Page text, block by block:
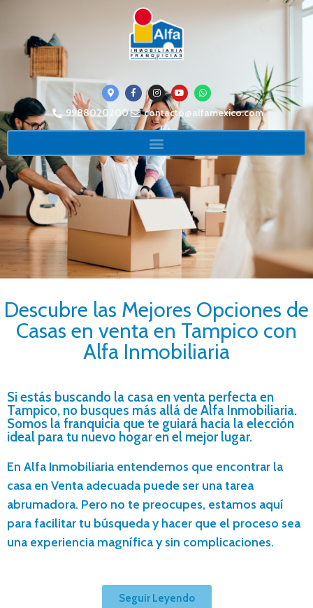
9988020200 contacto@alfamexico.com
Descubre las Mejores Opciones de
Casas en venta en Tampico con
Alfa Inmobiliaria
Si estás buscando la casa en venta perfecta en
Tampico, no busques más allá de Alfa Inmobiliaria.
Somos la franquicia que te guiará hacia la elección
ideal para tu nuevo hogar en el mejor lugar.
En Alfa Inmobiliaria entendemos que encontrar la
casa en Venta adecuada puede ser una tarea
abrumadora. Pero no te preocupes, estamos aquí
para facilitar tu búsqueda y hacer que el proceso sea
una experiencia magnífica y sin complicaciones.
Seguir Leyendo